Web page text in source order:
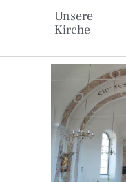
Unsere
Kirche